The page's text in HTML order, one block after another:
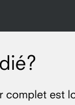
est